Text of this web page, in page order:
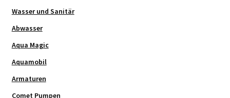
Wasser und Sanitär
Abwasser
Aqua Magic
Aquamobil
Armaturen
Comet Pumpen